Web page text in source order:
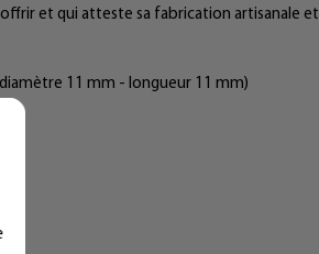
et qui atteste sa fabrication artisanale et
11 mm - longueur 11 mm)